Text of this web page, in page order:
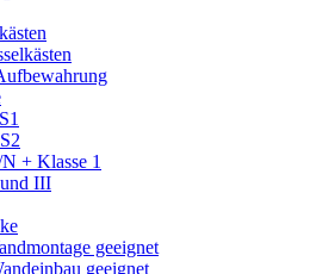
+ Klasse 1
III
geeignet
geeignet